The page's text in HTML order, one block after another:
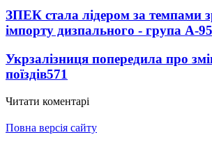
ЗПЕК стала лідером за темпами
імпорту дизпального - група А-95
Укрзалізниця попередила про
поїздів571
Читати коментарі
Повна версія сайту